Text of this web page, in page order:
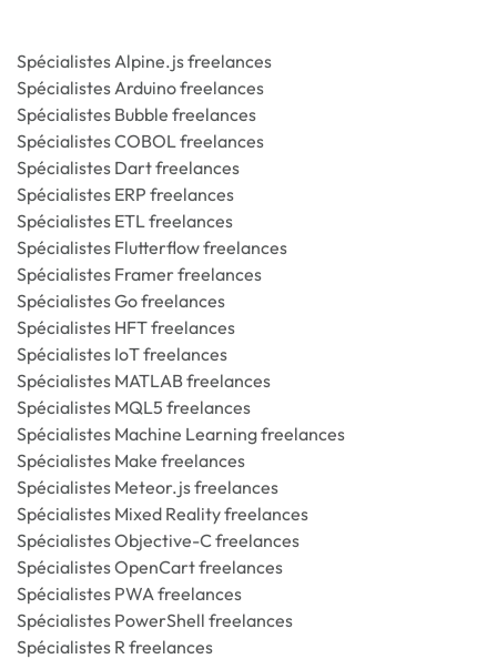
Spécialistes Alpine.js freelances
Spécialistes Arduino freelances
Spécialistes Bubble freelances
Spécialistes COBOL freelances
Spécialistes Dart freelances
Spécialistes ERP freelances
Spécialistes ETL freelances
Spécialistes Flutterflow freelances
Spécialistes Framer freelances
Spécialistes Go freelances
Spécialistes HFT freelances
Spécialistes IoT freelances
Spécialistes MATLAB freelances
Spécialistes MQL5 freelances
Spécialistes Machine Learning freelances
Spécialistes Make freelances
Spécialistes Meteor.js freelances
Spécialistes Mixed Reality freelances
Spécialistes Objective-C freelances
Spécialistes OpenCart freelances
Spécialistes PWA freelances
Spécialistes PowerShell freelances
Spécialistes R freelances